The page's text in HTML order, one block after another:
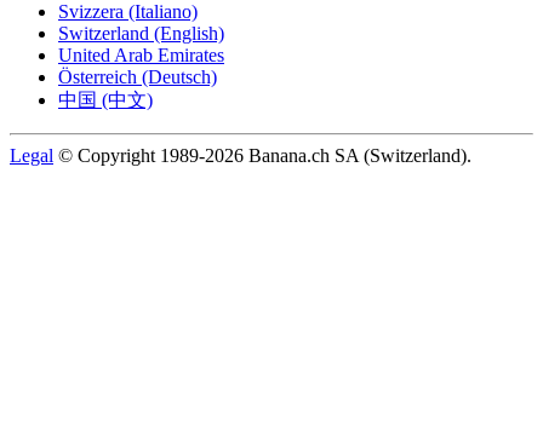
Svizzera (Italiano)
Switzerland (English)
United Arab Emirates
Österreich (Deutsch)
中国 (中文)
Legal © Copyright 1989-2026 Banana.ch SA (Switzerland).